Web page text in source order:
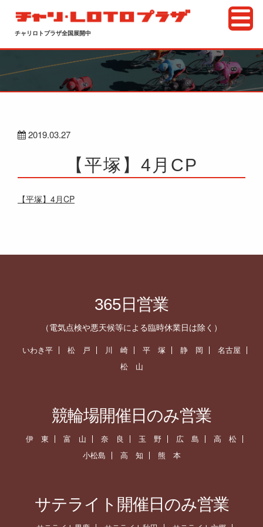
チャリロトプラザ全国展開中
2019.03.27
【平塚】4月CP
【平塚】4月CP
365日営業
（電気点検や悪天候等による臨時休業日は除く）
いわき平 松 戸 川 崎 平 塚 静 岡
名古屋
松 山
競輪場開催日のみ営業
伊 東 富 山 奈 良 玉 野 広 島
高 松
小松島
高 知 熊 本
サテライト開催日のみ営業